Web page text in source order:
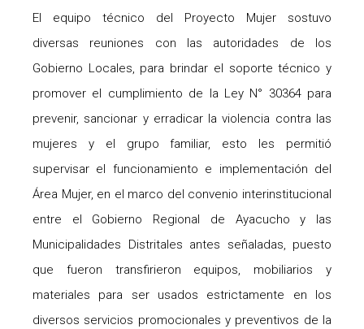
El equipo técnico del Proyecto Mujer sostuvo
diversas reuniones con las autoridades de los
Gobierno Locales, para brindar el soporte técnico y
promover el cumplimiento de la Ley N° 30364 para
prevenir, sancionar y erradicar la violencia contra las
mujeres y el grupo familiar, esto les permitió
supervisar el funcionamiento e implementación del
Área Mujer, en el marco del convenio interinstitucional
entre el Gobierno Regional de Ayacucho y las
Municipalidades Distritales antes señaladas, puesto
que fueron transfirieron equipos, mobiliarios y
materiales para ser usados estrictamente en los
diversos servicios promocionales y preventivos de la